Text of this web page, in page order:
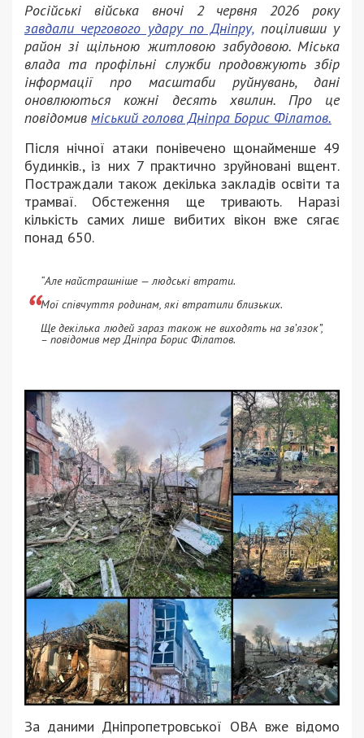
Російські війська вночі 2 червня 2026 року
завдали чергового удару по Дніпру,поціливши у
район зі щільною житловою забудовою. Міська
влада та профільні служби продовжують збір
інформації про масштаби руйнувань, дані
оновлюються кожні десять хвилин. Про це
повідомив міський голова Дніпра Борис Філатов.
Після нічної атаки понівечено щонайменше 49
будинків., із них 7 практично зруйновані вщент.
Постраждали також декілька закладів освіти та
трамваї. Обстеження ще тривають. Наразі
кількість самих лише вибитих вікон вже сягає
понад 650.
“Але найстрашніше — людські втрати.
Мої співчуття родинам, які втратили близьких.
Ще декілька людей зараз також не виходять на зв’язок”,
– повідомив мер Дніпра Борис Філатов.
За даними Дніпропетровської ОВА вже відомо